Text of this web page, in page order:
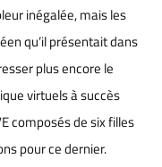
inégalée, mais les
qu’il présentait dans
plus encore le
virtuels à succès
composés de six filles
pour ce dernier.